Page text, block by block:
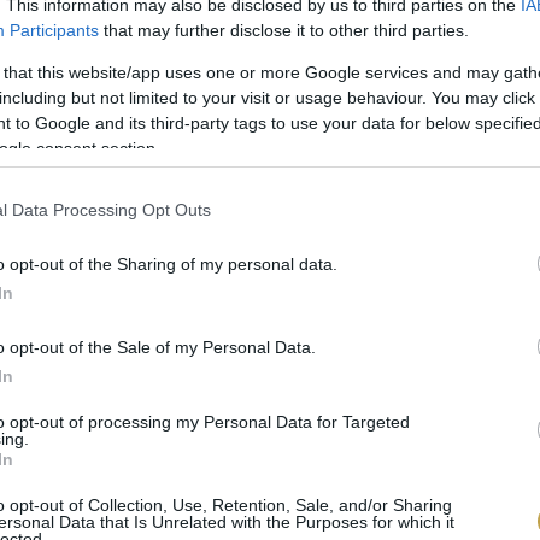
This information may also be disclosed by us to third parties on the
Participants that may further disclose it to other third parties.
that this website/app uses one or more Google services and may
but not limited to your visit or usage behaviour. You may
to Google and its third-party tags to use your data for below
consent section.
Data Processing Opt Outs
opt-out of the Sharing of my personal data.
opt-out of the Sale of my Personal Data.
opt-out of processing my Personal Data for Targeted
opt-out of Collection, Use, Retention, Sale, and/or Sharing
Data that Is Unrelated with the Purposes for which it
KÁVÉ ESETÉBEN IS
nagyszerű dizájnnal, és egyre inkább tölt be
Az eddiginél még nagyobb
hogy megkülönböztessék a különleges kávézókat
nagyrészt a márka, a megjelenés, a csomagolás
választások, a kávézókat az Instagramot szem
tervezik meg. Olyasvalamiként, amit nem
Design Lab Showcase, a kávékülönlegességek
Először az SCA(A) 2016-os atlantai Specialty
Azóta viszont már az
KÁVÉ MINŐSÉGÉT ILLETŐEN
csomagolási díja győztesének lenni